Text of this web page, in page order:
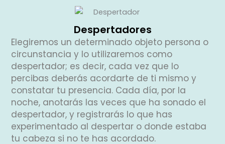
Despertadores
Elegiremos un determinado objeto persona o
circunstancia y lo utilizaremos como
despertador; es decir, cada vez que lo
percibas deberás acordarte de ti mismo y
constatar tu presencia. Cada día, por la
noche, anotarás las veces que ha sonado el
despertador, y registrarás lo que has
experimentado al despertar o donde estaba
tu cabeza si no te has acordado.